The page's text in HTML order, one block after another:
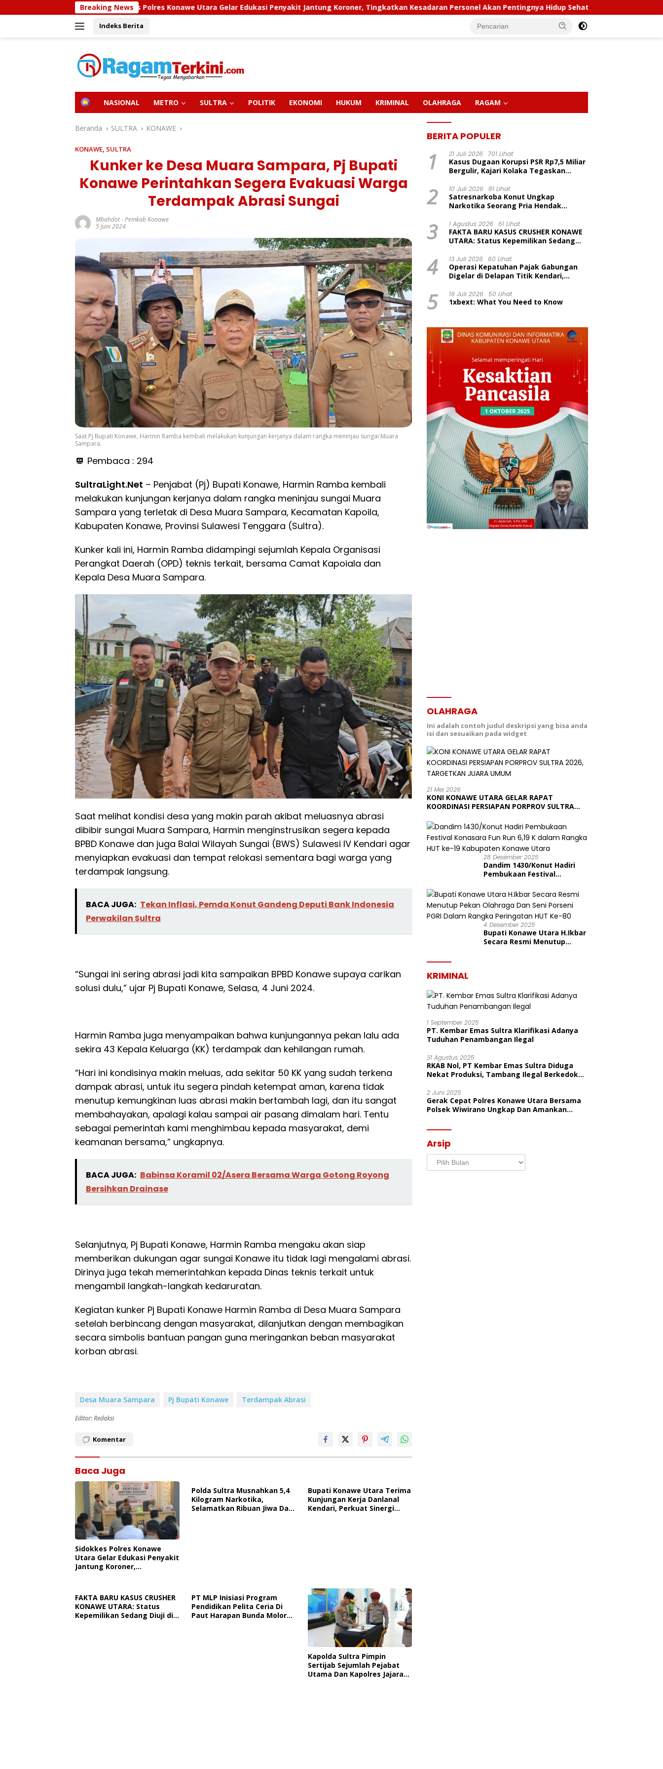
ke
Breaking News
Sidokkes Polres Konawe Utara Gelar Edukasi Penyakit Jantung Koroner, Tingkatkan Kesadaran Personel Akan Pentingnya Hidup Sehat Polda Sultra Musnahkan 5,4
Indeks Berita
H
E
NASIONAL METRO SULTRA POLITIK EKONOMI HUKUM KRIMINAL OLAHRAGA RAGAM
Beranda SULTRA KONAWE
KONAWE, SULTRA
Kunker ke Desa Muara Sampara, Pj Bupati
Konawe Perintahkan Segera Evakuasi Warga
Terdampak Abrasi Sungai
Mbahdot-Pemkab Konawe
5 Juni 2024
Saat Pj Bupati Konawe, Harmin Ramba kembali melakukan kunjungan kerjanya dalam rangka meninjau sungai Muara
Sampara.
Pembaca : 294
SultraLight.Net – Penjabat (Pj) Bupati Konawe, Harmin Ramba kembali
melakukan kunjungan kerjanya dalam rangka meninjau sungai Muara
Sampara yang terletak di Desa Muara Sampara, Kecamatan Kapoila,
Kabupaten Konawe, Provinsi Sulawesi Tenggara (Sultra).
Kunker kali ini, Harmin Ramba didampingi sejumlah Kepala Organisasi
Perangkat Daerah (OPD) teknis terkait, bersama Camat Kapoiala dan
Kepala Desa Muara Sampara.
Saat melihat kondisi desa yang makin parah akibat meluasnya abrasi
dibibir sungai Muara Sampara, Harmin menginstrusikan segera kepada
BPBD Konawe dan juga Balai Wilayah Sungai (BWS) Sulawesi IV Kendari agar
menyiapkan evakuasi dan tempat relokasi sementara bagi warga yang
terdampak langsung.
BACA JUGA: Tekan Inflasi, Pemda Konut Gandeng Deputi Bank Indonesia
Perwakilan Sultra
“Sungai ini sering abrasi jadi kita sampaikan BPBD Konawe supaya carikan
solusi dulu,” ujar Pj Bupati Konawe, Selasa, 4 Juni 2024.
Harmin Ramba juga menyampaikan bahwa kunjungannya pekan lalu ada
sekira 43 Kepala Keluarga (KK) terdampak dan kehilangan rumah.
“Hari ini kondisinya makin meluas, ada sekitar 50 KK yang sudah terkena
dampak abrasi, untuk itu segera pindah ketempat aman, karena tidak
menutup kemungkinan luas abrasi makin bertambah lagi, dan itu sangat
membahayakan, apalagi kalau sampai air pasang dimalam hari. Tentu
sebagai pemerintah kami menghimbau kepada masyarakat, demi
keamanan bersama,” ungkapnya.
BACA JUGA: Babinsa Koramil 02/Asera Bersama Warga Gotong Royong
Bersihkan Drainase
Selanjutnya, Pj Bupati Konawe, Harmin Ramba mengaku akan siap
memberikan dukungan agar sungai Konawe itu tidak lagi mengalami abrasi.
Dirinya juga tekah memerintahkan kepada Dinas teknis terkait untuk
mengambil langkah-langkah kedaruratan.
Kegiatan kunker Pj Bupati Konawe Harmin Ramba di Desa Muara Sampara
setelah berbincang dengan masyarakat, dilanjutkan dengan membagikan
secara simbolis bantuan pangan guna meringankan beban masyarakat
korban abrasi.
Desa Muara Sampara Pj Bupati Konawe Terdampak Abrasi
Editor: Redaksi
Komentar
Baca Juga
Sidokkes Polres Konawe
Utara Gelar Edukasi Penyakit
Jantung Koroner,
Hidup Sehat
Polda Sultra Musnahkan 5,4
Kilogram Narkotika,
Selamatkan Ribuan Jiwa Dari
Bupati Konawe Utara Terima
Kunjungan Kerja Danlanal
Kendari, Perkuat Sinergi
FAKTA BARU KASUS CRUSHER
KONAWE UTARA: Status
Kepemilikan Sedang Diuji di
PT MLP Inisiasi Program
Pendidikan Pelita Ceria Di
Paut Harapan Bunda Molore
Kapolda Sultra Pimpin
Sertijab Sejumlah Pejabat
Utama Dan Kapolres Jajaran
BERITA POPULER
1 21 Juli 2026 701 Lihat
Kasus Dugaan Korupsi PSR Rp7,5 Miliar
Bergulir, Kajari Kolaka Tegaskan
2 10 Juli 2026 81 Lihat
Satresnarkoba Konut Ungkap
Narkotika Seorang Pria Hendak
Kecamatan Wawolesea
3 1 Agustus 2026 61 Lihat
FAKTA BARU KASUS CRUSHER KONAWE
UTARA: Status Kepemilikan Sedang
Penetapan Tersangka Dr. Ruksamin
Dinilai Prematur
4 13 Juli 2026 60 Lihat
Operasi Kepatuhan Pajak Gabungan
Digelar di Delapan Titik Kendari,
dan Tertib Berlalu Lintas
5 19 Juli 2026 50 Lihat
1xbext: What You Need to Know
OLAHRAGA
Ini adalah contoh judul deskripsi yang bisa anda
isi dan sesuaikan pada widget
21 Mei 2026
KONI KONAWE UTARA GELAR RAPAT
KOORDINASI PERSIAPAN PORPROV SULTRA
28 Desember 2025
Dandim 1430/Konut Hadiri
Pembukaan Festival
dalam Rangka HUT ke-19
Kabupaten Konawe Utara
4 Desember 2025
Bupati Konawe Utara H.Ikbar
Secara Resmi Menutup
KRIMINAL
1 September 2025
PT. Kembar Emas Sultra Klarifikasi Adanya
Tuduhan Penambangan Ilegal
31 Agustus 2025
RKAB Nol, PT Kembar Emas Sultra Diduga
Nekat Produksi, Tambang Ilegal Berkedok
2 Juni 2025
Gerak Cepat Polres Konawe Utara Bersama
Polsek Wiwirano Ungkap Dan Amankan
Arsip
Arsip